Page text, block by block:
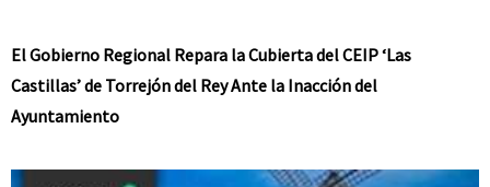
El Gobierno Regional Repara la Cubierta del CEIP ‘Las
Castillas’ de Torrejón del Rey Ante la Inacción del
Ayuntamiento